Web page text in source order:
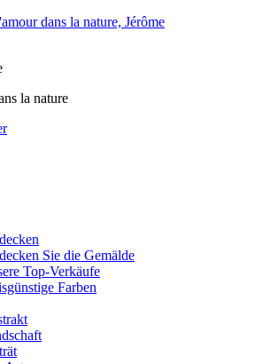
la nature
Sie die Gemälde
Top-Verkäufe
Farben